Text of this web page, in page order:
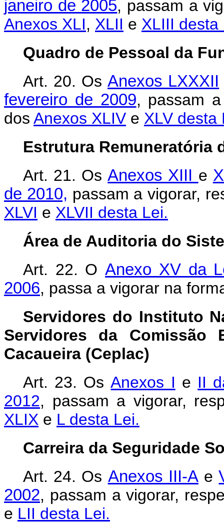
janeiro de 2005, passam a
Anexos XLI, XLII e XLIII desta
Quadro de Pessoal da
Art. 20. OsAnexos LXXXII
fevereiro de 2009, passam
dos Anexos XLIV e XLV desta
Estrutura Remuneratória
Art. 21. OsAnexos XIII e
de 2010, passam a vigorar,
XLVI e XLVII desta Lei.
Área de Auditoria do
Art. 22. OAnexo XV da
2006, passa a vigorar na
Servidores do Instituto
Servidores da Comissão
Cacaueira (Ceplac)
Art. 23. OsAnexos I e II
2012, passam a vigorar,
XLIX e L desta Lei.
Carreira da Seguridade
Art. 24. Os Anexos III-Ae
2002, passam a vigorar,
e LII desta Lei.